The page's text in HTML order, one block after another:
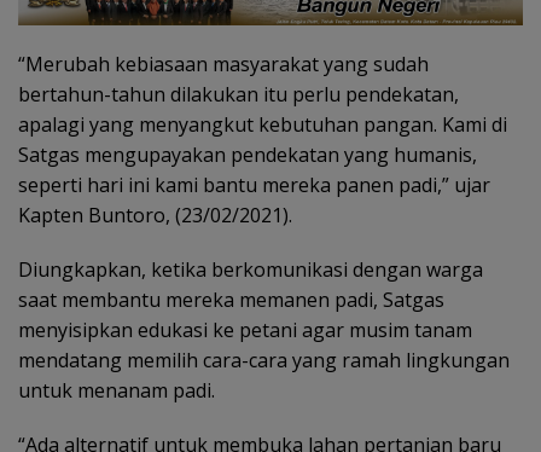
“Merubah kebiasaan masyarakat yang sudah
bertahun-tahun dilakukan itu perlu pendekatan,
apalagi yang menyangkut kebutuhan pangan. Kami di
Satgas mengupayakan pendekatan yang humanis,
seperti hari ini kami bantu mereka panen padi,” ujar
Kapten Buntoro, (23/02/2021).
Diungkapkan, ketika berkomunikasi dengan warga
saat membantu mereka memanen padi, Satgas
menyisipkan edukasi ke petani agar musim tanam
mendatang memilih cara-cara yang ramah lingkungan
untuk menanam padi.
“Ada alternatif untuk membuka lahan pertanian baru